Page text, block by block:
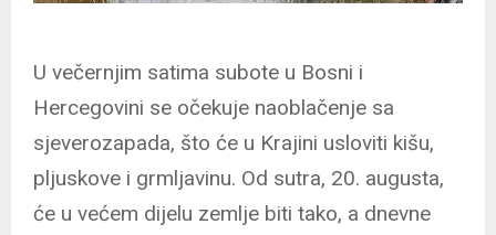
U večernjim satima subote u Bosni i
Hercegovini se očekuje naoblačenje sa
sjeverozapada, što će u Krajini usloviti kišu,
pljuskove i grmljavinu. Od sutra, 20. augusta,
će u većem dijelu zemlje biti tako, a dnevne